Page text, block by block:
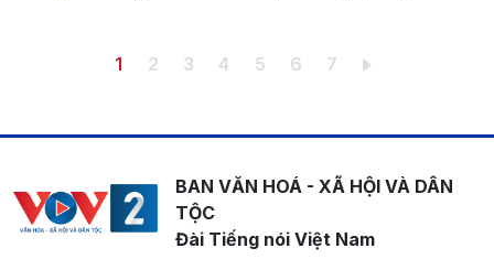
PaginationTrang hiện thời
1 Trang
2 Trang
3 Trang
4 Trang
5 Trang
6 Trang
7
BAN VĂN HOÁ - XÃ HỘI VÀ DÂN
TỘC
Đài Tiếng nói Việt Nam